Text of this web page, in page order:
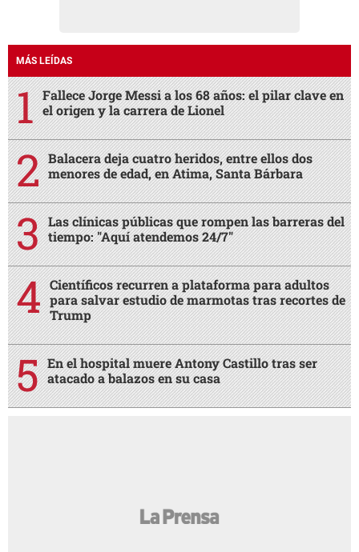
MÁS LEÍDAS
Fallece Jorge Messi a los 68 años: el pilar clave en
el origen y la carrera de Lionel
Balacera deja cuatro heridos, entre ellos dos
menores de edad, en Atima, Santa Bárbara
Las clínicas públicas que rompen las barreras del
tiempo: "Aquí atendemos 24/7"
Científicos recurren a plataforma para adultos
para salvar estudio de marmotas tras recortes de
Trump
En el hospital muere Antony Castillo tras ser
atacado a balazos en su casa